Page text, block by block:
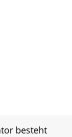
besteht